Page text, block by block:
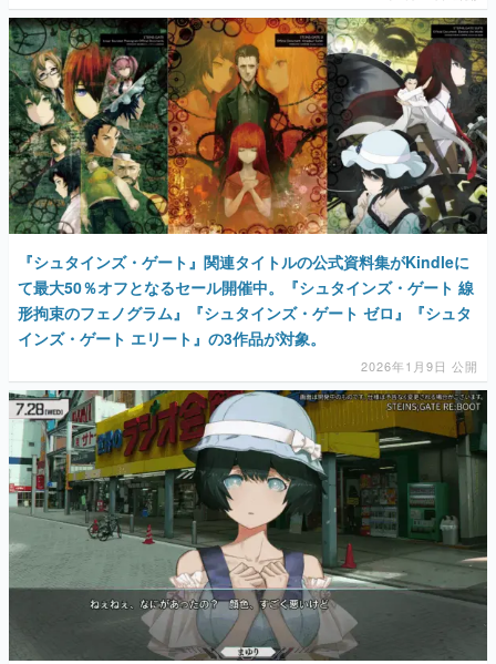
『シュタインズ・ゲート』関連タイトルの公式資料集がKindleに
て最大50％オフとなるセール開催中。『シュタインズ・ゲート 線
形拘束のフェノグラム』『シュタインズ・ゲート ゼロ』『シュタ
インズ・ゲート エリート』の3作品が対象。
2026年1月9日 公開